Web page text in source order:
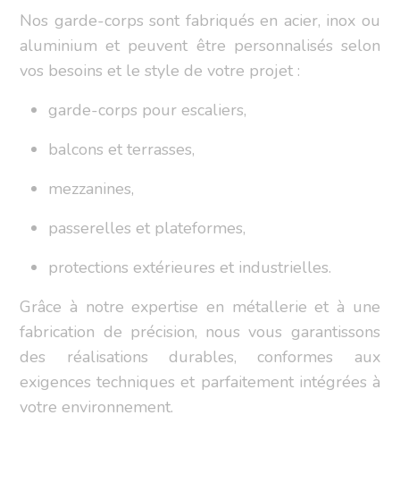
Nos garde-corps sont fabriqués en acier, inox ou
aluminium et peuvent être personnalisés selon
vos besoins et le style de votre projet :
garde-corps pour escaliers,
balcons et terrasses,
mezzanines,
passerelles et plateformes,
protections extérieures et industrielles.
Grâce à notre expertise en métallerie et à une
fabrication de précision, nous vous garantissons
des réalisations durables, conformes aux
exigences techniques et parfaitement intégrées à
votre environnement.